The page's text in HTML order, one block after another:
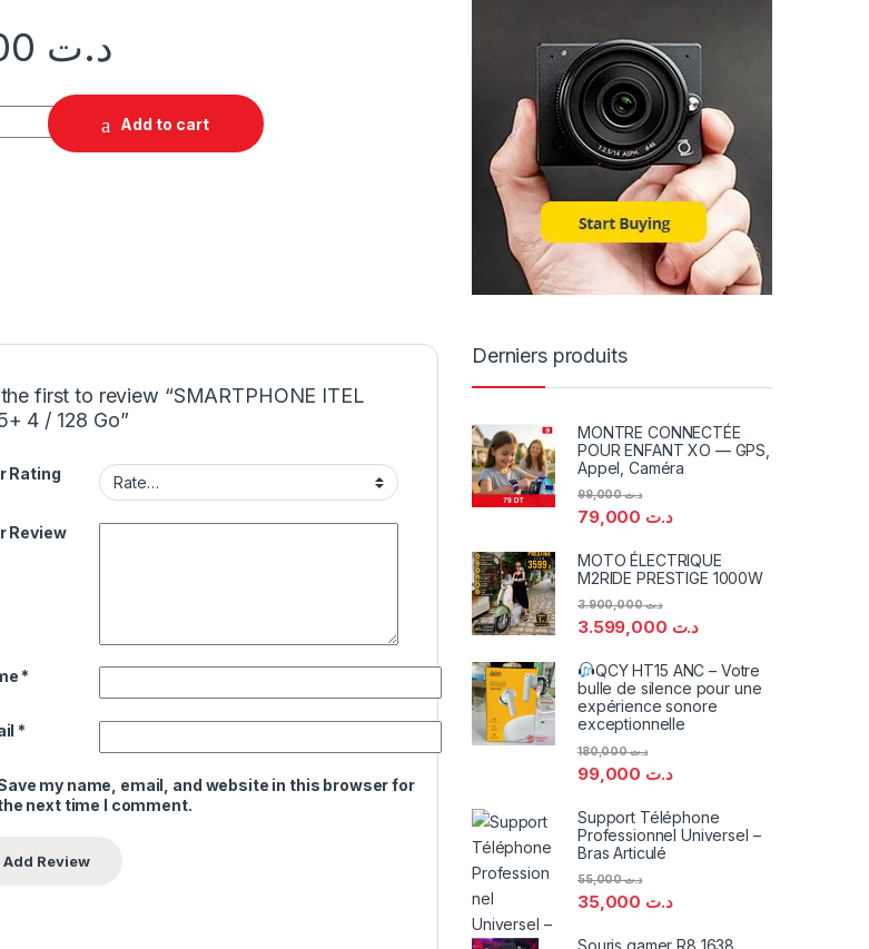
د.ت
Add to cart
first to review “SMARTPHONE ITEL
4 / 128 Go”
Rating
Review
*
*
my name, email, and website in this browser for
next time I comment.
Derniers produits
MONTRE CONNECTÉE
POUR ENFANT XO — GPS,
Appel, Caméra
د.ت
د.ت99,000
MOTO ÉLECTRIQUE
M2RIDE PRESTIGE 1000W
د.ت
د.ت3.900,000
QCY HT15 ANC – Votre
bulle de silence pour une
expérience sonore
exceptionnelle
د.ت
د.ت180,000
Support Téléphone
Professionnel Universel –
Bras Articulé
د.ت
د.ت55,000
Souris gamer R8 1638